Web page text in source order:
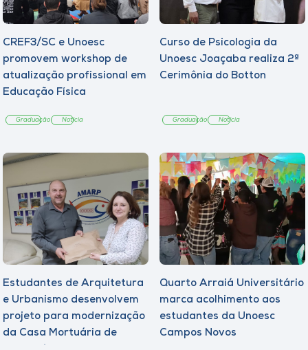
CREF3/SC e Unoesc
promovem workshop de
atualização profissional em
Educação Física
Graduação Notícia
Curso de Psicologia da
Unoesc Joaçaba realiza 2ª
Cerimônia do Botton
Graduação Notícia
Estudantes de Arquitetura
e Urbanismo desenvolvem
projeto para modernização
da Casa Mortuária de
Quarto Arraiá Universitário
marca acolhimento aos
estudantes da Unoesc
Campos Novos